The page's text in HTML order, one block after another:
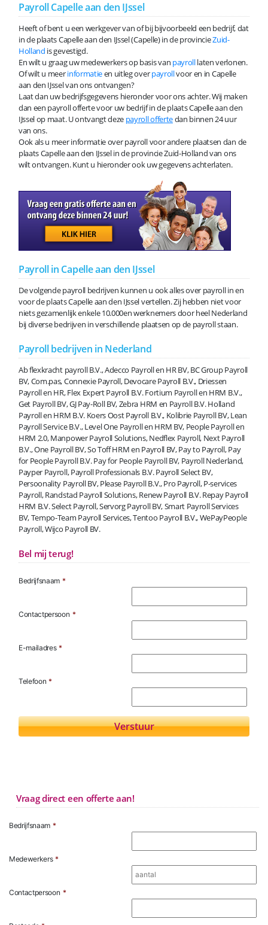
Payroll Capelle aan den IJssel
Heeft of bent u een werkgever van of bij bijvoorbeeld een bedrijf, dat
in de plaats Capelle aan den IJssel (Capelle) in de provincieZuid-
Holland is gevestigd.
En wilt u graag uw medewerkers op basis van payrolllaten verlonen.
Of wilt u meerinformatieen uitleg overpayrollvoor en in Capelle
aan den IJssel van ons ontvangen?
Laat dan uw bedrijfsgegevens hieronder voor ons achter. Wij maken
dan een payroll offerte voor uw bedrijf in de plaats Capelle aan den
IJssel op maat. U ontvangt deze payroll offertedan binnen 24 uur
van ons.
Ook als u meer informatie over payroll voor andere plaatsen dan de
plaats Capelle aan den IJssel in de provincie Zuid-Holland van ons
wilt ontvangen. Kunt u hieronder ook uw gegevens achterlaten.
Payroll in Capelle aan den IJssel
De volgende payroll bedrijven kunnen u ook alles over payroll in en
voor de plaats Capelle aan den IJssel vertellen. Zij hebben niet voor
niets gezamenlijk enkele 10.000en werknemers door heel Nederland
bij diverse bedrijven in verschillende plaatsen op de payroll staan.
Payroll bedrijven in Nederland
Ab flexkracht payroll B.V., Adecco Payroll en HR BV, BC Group Payroll
BV, Com.pas, Connexie Payroll, Devocare Payroll B.V., Driessen
Payroll en HR, Flex Expert Payroll B.V. Fortium Payroll en HRM B.V.,
Get Payroll BV, GJ Pay-Roll BV, Zebra HRM en Payroll B.V. Holland
Payroll en HRM B.V. Koers Oost Payroll B.V., Kolibrie Payroll BV, Lean
Payroll Service B.V., Level One Payroll en HRM BV, People Payroll en
HRM 2.0, Manpower Payroll Solutions, Nedflex Payroll, Next Payroll
B.V., One Payroll BV, So Toff HRM en Payroll BV, Pay to Payroll, Pay
for People Payroll B.V. Pay for People Payroll BV, Payroll Nederland,
Payper Payroll, Payroll Professionals B.V. Payroll Select BV,
Persoonality Payroll BV, Please Payroll B.V., Pro Payroll, P-services
Payroll, Randstad Payroll Solutions, Renew Payroll B.V. Repay Payroll
HRM B.V. Select Payroll, Servorg Payroll BV, Smart Payroll Services
BV, Tempo-Team Payroll Services, Tentoo Payroll B.V., WePayPeople
Payroll, Wijco Payroll BV.
Bel mij terug!
Bedrijfsnaam *
Contactpersoon *
E-mailadres *
Telefoon *
Vraag direct een offerte aan!
Bedrijfsnaam *
Medewerkers *
Contactpersoon *